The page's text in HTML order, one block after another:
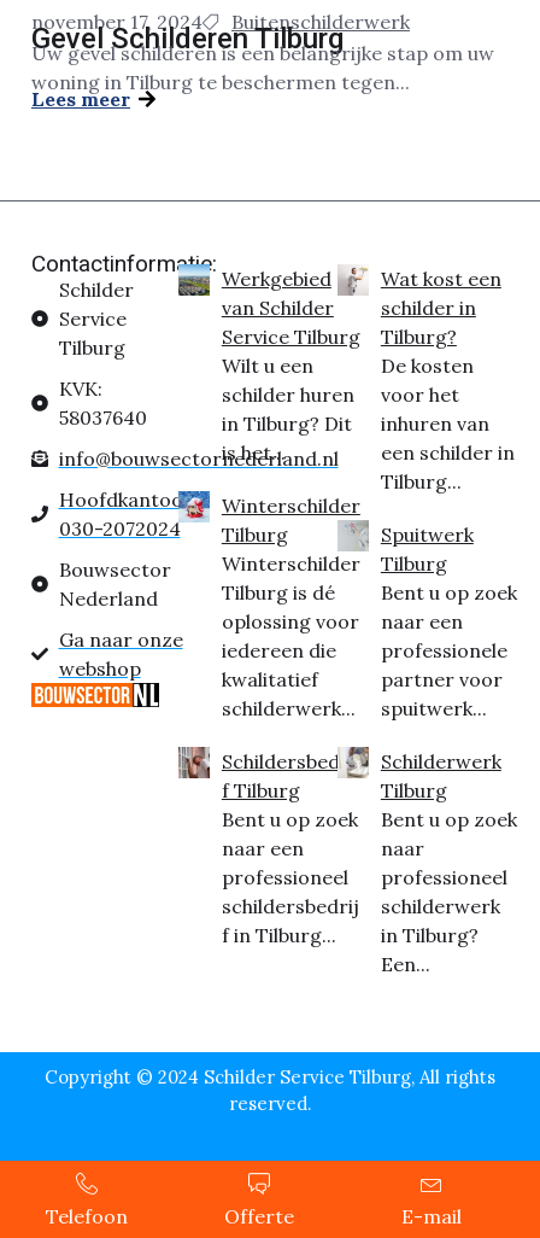
november 17, 2024 Buitenschilderwerk
Gevel Schilderen Tilburg
Uw gevel schilderen is een belangrijke stap om uw
woning in Tilburg te beschermen tegen...
Lees meer
Contactinformatie:
Schilder
Service
Tilburg
KVK:
58037640
info@bouwsectornederland.nl
Hoofdkantoor:
030-2072024
Bouwsector
Nederland
Ga naar onze
webshop
Werkgebied
van Schilder
Service Tilburg
Wilt u een
schilder huren
in Tilburg? Dit
is het...
Winterschilder
Tilburg
Winterschilder
Tilburg is dé
oplossing voor
iedereen die
kwalitatief
schilderwerk...
Schildersbedrij
f Tilburg
Bent u op zoek
naar een
professioneel
schildersbedrij
f in Tilburg...
Wat kost een
schilder in
Tilburg?
De kosten
voor het
inhuren van
een schilder in
Tilburg...
Spuitwerk
Tilburg
Bent u op zoek
naar een
professionele
partner voor
spuitwerk...
Schilderwerk
Tilburg
Bent u op zoek
naar
professioneel
schilderwerk
in Tilburg?
Een...
Copyright © 2024 Schilder Service Tilburg, All rights
reserved.
Telefoon Offerte E-mail